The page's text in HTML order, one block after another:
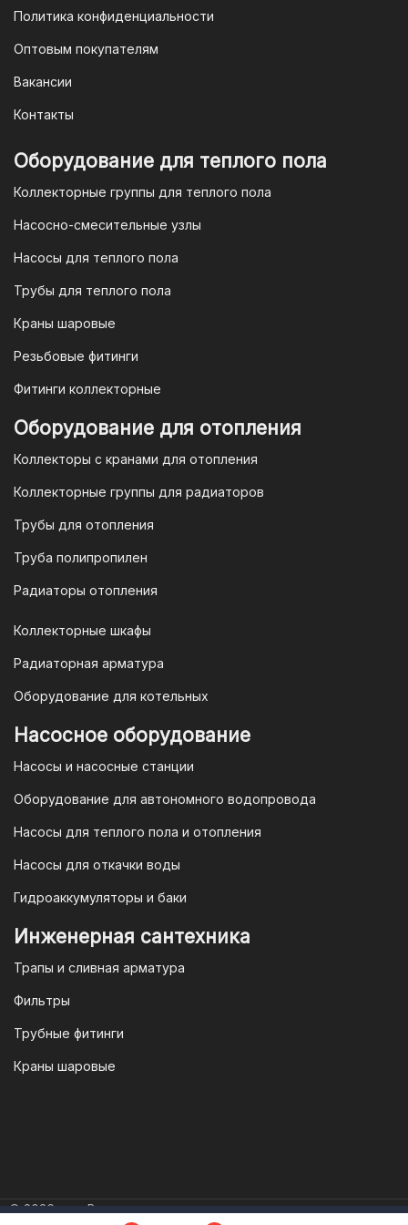
3. Оплата по QR-коду
— это QR-код. После оформления
заказа мы предоставим вам
уникальный QR-код, который можно
приложении вашего банка. Это быстро,
удобно и безопасно.
юридических лиц
Для наших корпоративных клиентов
мы предлагаем безналичную оплату по
выставим вам счет, который можно
оплатить в течение 3 рабочих дней.
организаций и ИП необходимо
связаться с оптовым отделом
электронную почту
opt@mail.ru
Гарантия и условия гарантии
магазине "TIM-com Россия" Вы можете
быть уверены в том, что мы действуем
в рамках действующего
Законодательства Российской
Федерации и Ваши права, как
отопительной техники (котлы, газовые
монтажа, необходимо вызывать
специалиста из
ЦЕНТРА на первый запуск
оборудования (пуско-наладочные
специалистами сервисного центра.
Политика конфиденциальности
Оптовым покупателям
Вакансии
Контакты
Оборудование для теплого пола
Коллекторные группы для теплого пола
Насосно-смесительные узлы
Насосы для теплого пола
Трубы для теплого пола
Краны шаровые
Резьбовые фитинги
Фитинги коллекторные
Оборудование для отопления
Коллекторы с кранами для отопления
Коллекторные группы для радиаторов
Трубы для отопления
Труба полипропилен
Радиаторы отопления
Коллекторные шкафы
Радиаторная арматура
Оборудование для котельных
Насосное оборудование
Насосы и насосные станции
Оборудование для автономного водопровода
Насосы для теплого пола и отопления
Насосы для откачки воды
Гидроаккумуляторы и баки
Инженерная сантехника
Трапы и сливная арматура
Фильтры
Трубные фитинги
Краны шаровые
© 2026 год. Все права защищены.